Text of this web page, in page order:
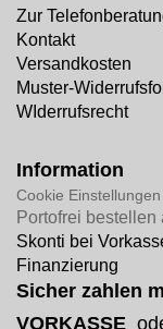
Zur
Kontakt
Versandkosten
Muster-
WIderrufsrecht
Information
Cookie
Portofrei bestellen
Skonti bei
Finanzierung
Sicher zahlen
VORKASSE